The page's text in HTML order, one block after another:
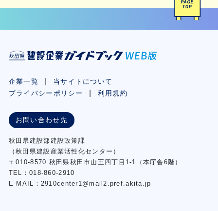
企業一覧
当サイトについて
プライバシーポリシー
利用規約
お問い合わせ先
秋⽥県建設部建設政策課
（秋⽥県建設産業活性化センター）
〒010-8570 秋田県秋田市⼭王四丁⽬1-1（本庁舎6階）
TEL：018-860-2910
E-MAIL：2910center1@mail2.pref.akita.jp